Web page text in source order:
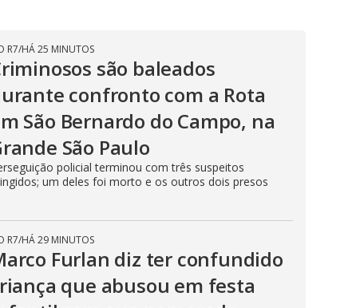
R7/HÁ 25 MINUTOS
são baleados
confronto com a Rota
São Bernardo do Campo, na
São Paulo
policial terminou com três suspeitos
um deles foi morto e os outros dois presos
R7/HÁ 29 MINUTOS
Furlan diz ter confundido
que abusou em festa